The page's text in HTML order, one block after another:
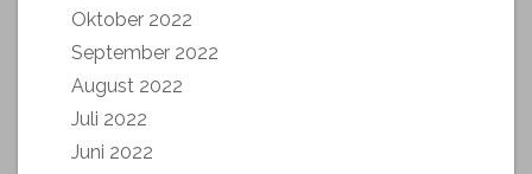
Oktober 2022
September 2022
August 2022
Juli 2022
Juni 2022